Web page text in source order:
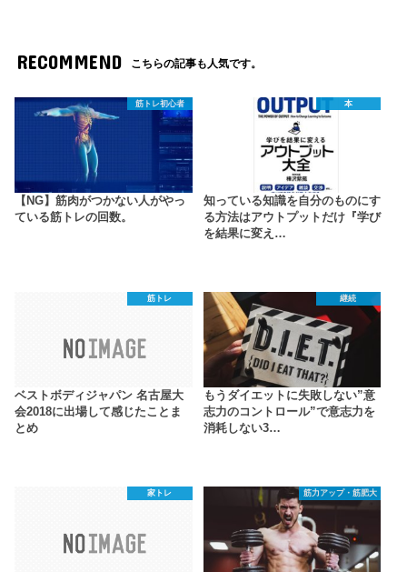
RECOMMEND こちらの記事も人気です。
筋トレ初心者
【NG】筋肉がつかない人がやっ
ている筋トレの回数。
本
知っている知識を自分のものにす
る方法はアウトプットだけ『学び
を結果に変え…
筋トレ
ベストボディジャパン 名古屋大
会2018に出場して感じたことま
とめ
継続
もうダイエットに失敗しない”意
志力のコントロール”で意志力を
消耗しない3…
家トレ 筋力アップ・筋肥大